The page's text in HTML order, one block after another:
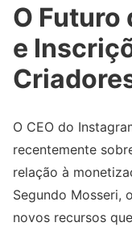
O Futuro
e
O CEO do
recentemente
relação à
Segundo Mosseri,
novos recursos